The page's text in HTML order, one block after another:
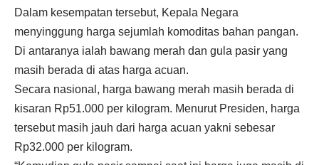
Dalam kesempatan tersebut, Kepala Negara
menyinggung harga sejumlah komoditas bahan pangan.
Di antaranya ialah bawang merah dan gula pasir yang
masih berada di atas harga acuan.
Secara nasional, harga bawang merah masih berada di
kisaran Rp51.000 per kilogram. Menurut Presiden, harga
tersebut masih jauh dari harga acuan yakni sebesar
Rp32.000 per kilogram.